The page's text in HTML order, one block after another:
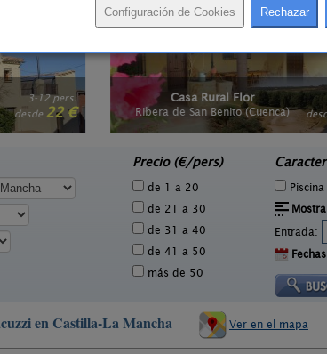
3-12 pers.
desde22 €
Casa Rural Flor
Ribera de San Benito (Cuenca)
Precio (€/pers)
de 1 a 20
de 21 a 30
de 31 a 40
de 41 a 50
más de 50
Piscina
Entrada:
en Castilla-La Mancha Ver en el mapa